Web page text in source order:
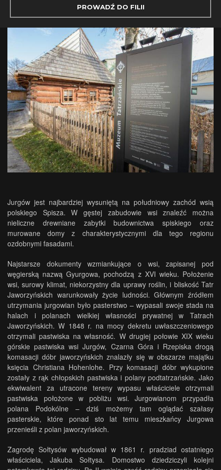
PROWADŹ DO FILII
Jurgów jest najbardziej wysuniętą na południowy zachód wsią
polskiego Spisza. W gęstej zabudowie wsi znaleźć można
nieliczne drewniane zabytki budownictwa spiskiego oraz
murowane domy z charakterystycznymi dla tego regionu
ozdobnymi fasadami.
Najstarsze dokumenty wzmiankujące o wsi, zapisanej pod
węgierską nazwą Gyurgowa, pochodzą z XVI wieku. Położenie
wsi, surowy klimat, niekorzystny dla uprawy roślin, i bliskość Tatr
Jaworzyńskich warunkowały życie ludności. Głównym źródłem
utrzymania jurgowian było pasterstwo – wypasali swoje stada na
halach i polanach wielkiej własności prywatnej w Tatrach
Jaworzyńskich. W 1848 r. na mocy dekretu uwłaszczeniowego
otrzymali pastwiska na własność. W drugiej połowie XIX wieku
górskie pastwiska wsi Jurgów, Czarna Góra i Rzepiska drogą
komasacji dóbr jaworzyńskich znalazły się w obszarze majątku
księcia Christiana Hohenlohe. Przy komasacji dóbr wykupione
zostały z rąk chłopskich pastwiska i polany podtatrzańskie. Jako
ekwiwalent za utracone tereny wypasu właściciele otrzymali
pastwiska położone w pobliżu wsi. Jurgowianom przypadła
polana Podokólne – dziś możemy tam oglądać szałasy
pasterskie, które ponad sto lat temu mieszkańcy Jurgowa
przenieśli z polan jaworzyńskich.
Zagrodę Sołtysów wybudował w 1861 r. pradziad ostatniego
właściciela, Jakuba Sołtysa. Domostwo dziedziczyli kolejni